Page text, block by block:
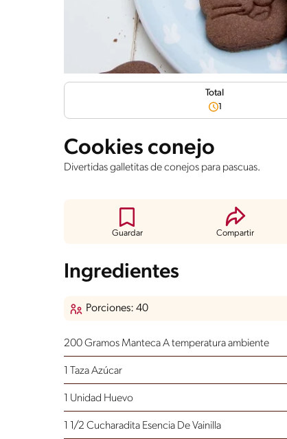
Total
1
Cookies conejo
Divertidas galletitas de conejos para pascuas.
Guardar Compartir
Ingredientes
Porciones: 40
200 Gramos MantecaA temperatura ambiente
1 Taza Azúcar
1 Unidad Huevo
1 1/2 Cucharadita Esencia De Vainilla